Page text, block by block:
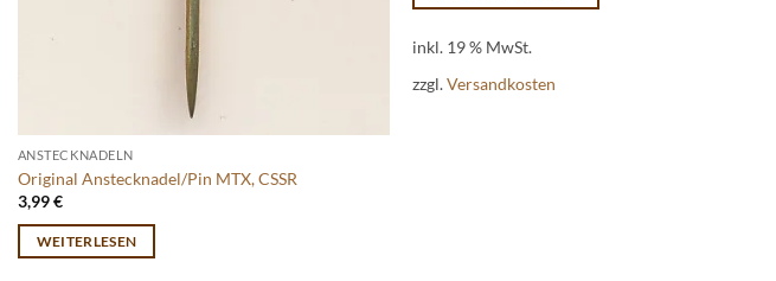
ANSTECKNADELN
Original Anstecknadel/Pin MTX, CSSR
3,99€
WEITERLESEN
inkl. 19 % MwSt.
zzgl.Versandkosten